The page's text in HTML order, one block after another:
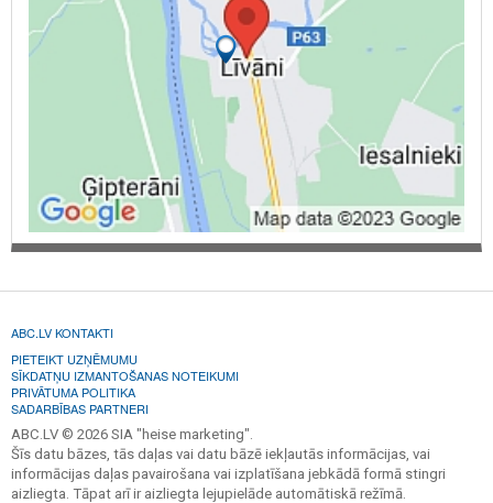
ABC.LV KONTAKTI
PIETEIKT UZŅĒMUMU
SĪKDATŅU IZMANTOŠANAS NOTEIKUMI
PRIVĀTUMA POLITIKA
SADARBĪBAS PARTNERI
ABC.LV © 2026 SIA "heise marketing".
Šīs datu bāzes, tās daļas vai datu bāzē iekļautās informācijas, vai
informācijas daļas pavairošana vai izplatīšana jebkādā formā stingri
aizliegta. Tāpat arī ir aizliegta lejupielāde automātiskā režīmā.